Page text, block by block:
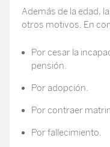
Además de la edad,
otros motivos. En
Por cesar la
pensión.
Por adopción.
Por contraer
Por fallecimiento.